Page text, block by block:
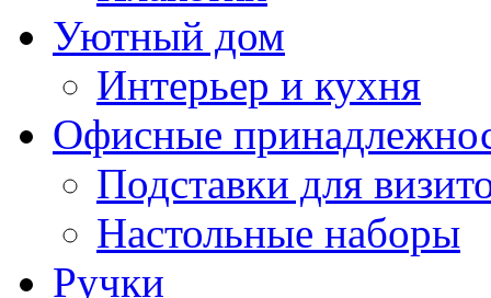
Уютный дом
Интерьер и кухня
Офисные
Подставки для
Настольные наборы
Ручки